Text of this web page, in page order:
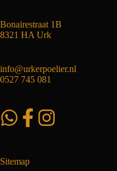
Bonairestraat 1B
8321 HA Urk
info@urkerpoelier.nl
0527 745 081
Sitemap